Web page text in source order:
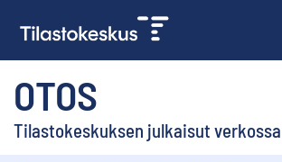
OTOS
Tilastokeskuksen julkaisut verkossa